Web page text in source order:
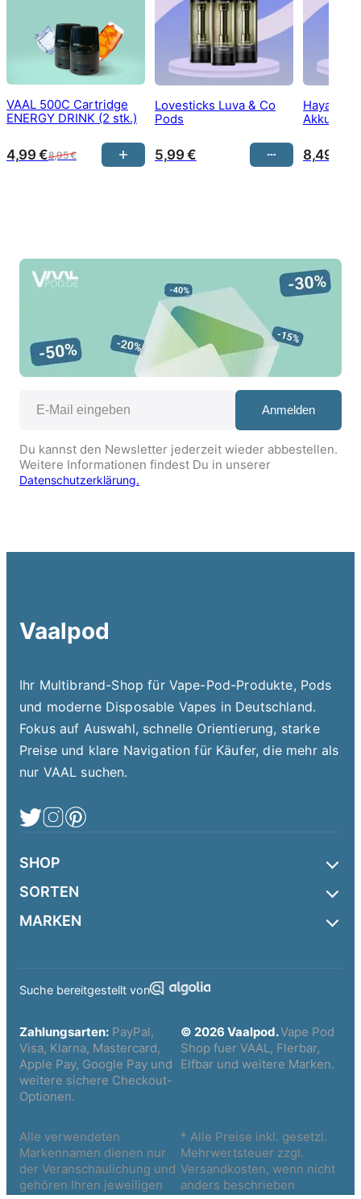
VAAL 500C Cartridge
ENERGY DRINK (2 stk.)
8,95€
4,99€
Lovesticks Luva & Co
Pods
5,99€
Hayati
Akku
8,49
Anmelden
Du kannst den Newsletter jederzeit wieder abbestellen.
Weitere Informationen findest Du in unserer
Datenschutzerklärung.
Vaalpod
Ihr Multibrand-Shop für Vape-Pod-Produkte, Pods
und moderne Disposable Vapes in Deutschland.
Fokus auf Auswahl, schnelle Orientierung, starke
Preise und klare Navigation für Käufer, die mehr als
nur VAAL suchen.
SHOP
SORTEN
MARKEN
Suche bereitgestellt von
Zahlungsarten: PayPal,
Visa, Klarna, Mastercard,
Apple Pay, Google Pay und
weitere sichere Checkout-
Optionen.
© 2026 Vaalpod.Vape Pod
Shop fuer VAAL, Flerbar,
Elfbar und weitere Marken.
Alle verwendeten
Markennamen dienen nur
der Veranschaulichung und
gehören Ihren jeweiligen
* Alle Preise inkl. gesetzl.
Mehrwertsteuer zzgl.
Versandkosten, wenn nicht
anders beschrieben